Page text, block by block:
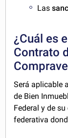
Las
¿Cuál es
Contrato
Será aplicable
de Bien
Federal y de
federativa